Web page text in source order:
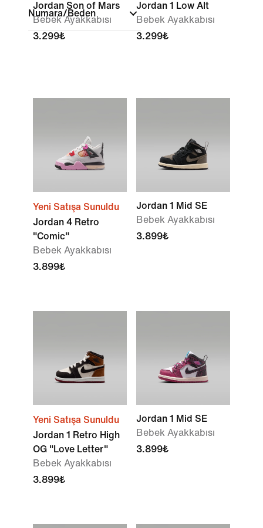
Numara/Beden
Jordan Son of Mars
Bebek Ayakkabısı
3.299₺
Jordan 1 Low Alt
Bebek Ayakkabısı
3.299₺
Yeni Satışa Sunuldu
Jordan 4 Retro
"Comic"
Bebek Ayakkabısı
3.899₺
Jordan 1 Mid SE
Bebek Ayakkabısı
3.899₺
Yeni Satışa Sunuldu
Jordan 1 Retro High
OG "Love Letter"
Bebek Ayakkabısı
3.899₺
Jordan 1 Mid SE
Bebek Ayakkabısı
3.899₺